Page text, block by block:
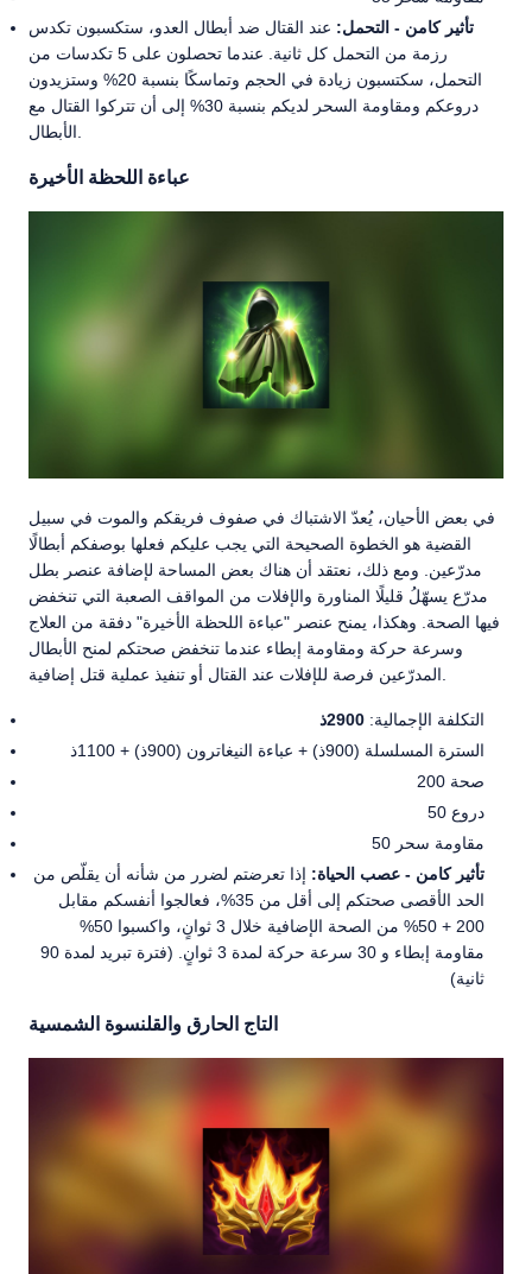
تأثير كامن - التحمل: عند القتال ضد أبطال العدو، ستكسبون تكدس
رزمة من التحمل كل ثانية. عندما تحصلون على 5 تكدسات من
التحمل، سكتسبون زيادة في الحجم وتماسكًا بنسبة 20% وستزيدون
دروعكم ومقاومة السحر لديكم بنسبة 30% إلى أن تتركوا القتال مع
عباءة اللحظة الأخيرة
في بعض الأحيان، يُعدّ الاشتباك في صفوف فريقكم والموت في سبيل
القضية هو الخطوة الصحيحة التي يجب عليكم فعلها بوصفكم أبطالًا
مدرّعين. ومع ذلك، نعتقد أن هناك بعض المساحة لإضافة عنصر بطل
مدرّع يسهّلُ قليلًا المناورة والإفلات من المواقف الصعبة التي تنخفض
فيها الصحة. وهكذا، يمنح عنصر "عباءة اللحظة الأخيرة" دفقة من العلاج
وسرعة حركة ومقاومة إبطاء عندما تنخفض صحتكم لمنح الأبطال
التكلفة الإجمالية: 2900ذ
السترة المسلسلة (900ذ) + عباءة النيغاترون (900ذ) + 1100ذ
200 صحة
50 دروع
50 مقاومة سحر
تأثير كامن - عصب الحياة: إذا تعرضتم لضرر من شأنه أن يقلّص من
الحد الأقصى صحتكم إلى أقل من 35%، فعالجوا أنفسكم مقابل
200 + 50% من الصحة الإضافية خلال 3 ثوانٍ، واكسبوا 50%
مقاومة إبطاء و 30 سرعة حركة لمدة 3 ثوانٍ. (فترة تبريد لمدة 90
ثانية)
التاج الحارق والقلنسوة الشمسية